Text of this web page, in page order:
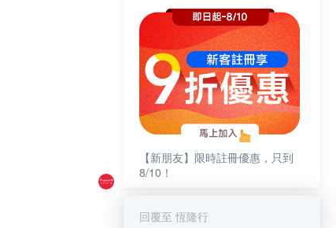
【新朋友】限時註冊優惠，只到
8/10！
回覆至 恆隆行